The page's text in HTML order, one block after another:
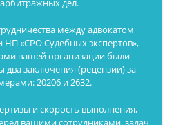
арбитражных дел.
между адвокатом
«CPO Судебных экспертов»,
вашей организации были
два заключения (рецензии) за
20206 и 2632.
и скорость выполнения,
вашими сотрудниками, задач